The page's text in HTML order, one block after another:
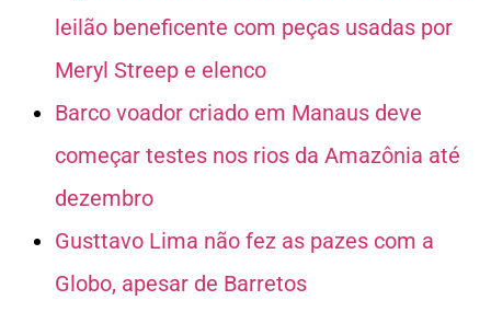
leilão beneficente com peças usadas por
Meryl Streep e elenco
Barco voador criado em Manaus deve
começar testes nos rios da Amazônia até
dezembro
Gusttavo Lima não fez as pazes com a
Globo, apesar de Barretos